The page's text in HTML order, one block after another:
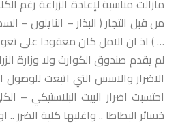
من قبل التجار ( البذار – النايلون –
… ) اذ ان الامل كان معقودا على
لم يقدم صندوق الكوارث ولا وزارة
الاضرار والاسس التي اتبعت للوصول
احتسبت اضرار البيت البلاستيكي –
خسائر البطاطا .. واغلبها كلية الضرر